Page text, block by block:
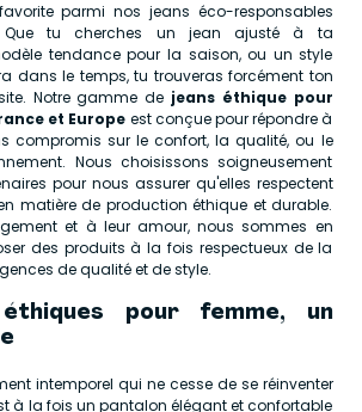
parmi nos jeans éco-responsables
tu cherches un jean ajusté à ta
tendance pour la saison, ou un style
dans le temps, tu trouveras forcément ton
Notre gamme de jeans éthique pour
et Europe est conçue pour répondre à
compromis sur le confort, la qualité, ou le
Nous choisissons soigneusement
pour nous assurer qu'elles respectent
matière de production éthique et durable.
et à leur amour, nous sommes en
des produits à la fois respectueux de la
de qualité et de style.
pour femme, un
intemporel qui ne cesse de se réinventer
à la fois un pantalon élégant et confortable